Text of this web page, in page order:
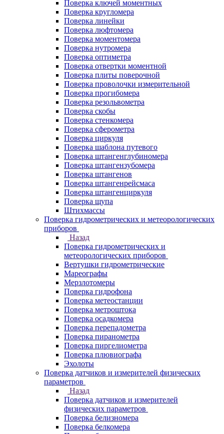
Поверка ключей моментных
Поверка кругломера
Поверка линейки
Поверка люфтомера
Поверка моментомера
Поверка нутромера
Поверка оптиметра
Поверка отвертки моментной
Поверка плиты поверочной
Поверка проволочки измерительной
Поверка прогибомера
Поверка резольвометра
Поверка скобы
Поверка стенкомера
Поверка сферометра
Поверка циркуля
Поверка шаблона путевого
Поверка штангенглубиномера
Поверка штангензубомера
Поверка штангенов
Поверка штангенрейсмаса
Поверка штангенциркуля
Поверка щупа
Штихмассы
Поверка гидрометрических и метеорологических
приборов
Назад
Поверка гидрометрических и
метеорологических приборов
Вертушки гидрометрические
Мареографы
Мерзлотомеры
Поверка гидрофона
Поверка метеостанции
Поверка метроштока
Поверка осадкомера
Поверка перепадометра
Поверка пиранометра
Поверка пиргелиометра
Поверка плювиографа
Эхолоты
Поверка датчиков и измерителей физических
параметров
Назад
Поверка датчиков и измерителей
физических параметров
Поверка белизномера
Поверка белкомера